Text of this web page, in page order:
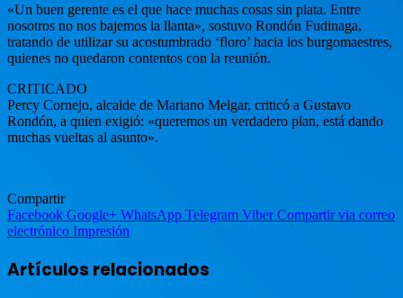
«Un buen gerente es el que hace muchas cosas sin plata. Entre
nosotros no nos bajemos la llanta», sostuvo Rondón Fudinaga,
tratando de utilizar su acostumbrado ‘floro’ hacia los burgomaestres,
quienes no quedaron contentos con la reunión.
CRITICADO
Percy Cornejo, alcalde de Mariano Melgar, criticó a Gustavo
Rondón, a quien exigió: «queremos un verdadero plan, está dando
muchas vueltas al asunto».
Compartir
Facebook Google+ WhatsApp Telegram Viber Compartir via correo
electrónico Impresión
Artículos relacionados